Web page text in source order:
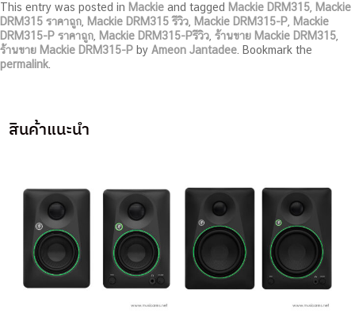
This entry was posted in Mackie and tagged Mackie DRM315, Mackie
DRM315 ราคาถูก, Mackie DRM315 รีวิว, Mackie DRM315-P, Mackie
DRM315-P ราคาถูก, Mackie DRM315-Pรีวิว, ร้านขาย Mackie DRM315,
ร้านขาย Mackie DRM315-P by Ameon Jantadee. Bookmark the
permalink.
สินค้าแนะนำ